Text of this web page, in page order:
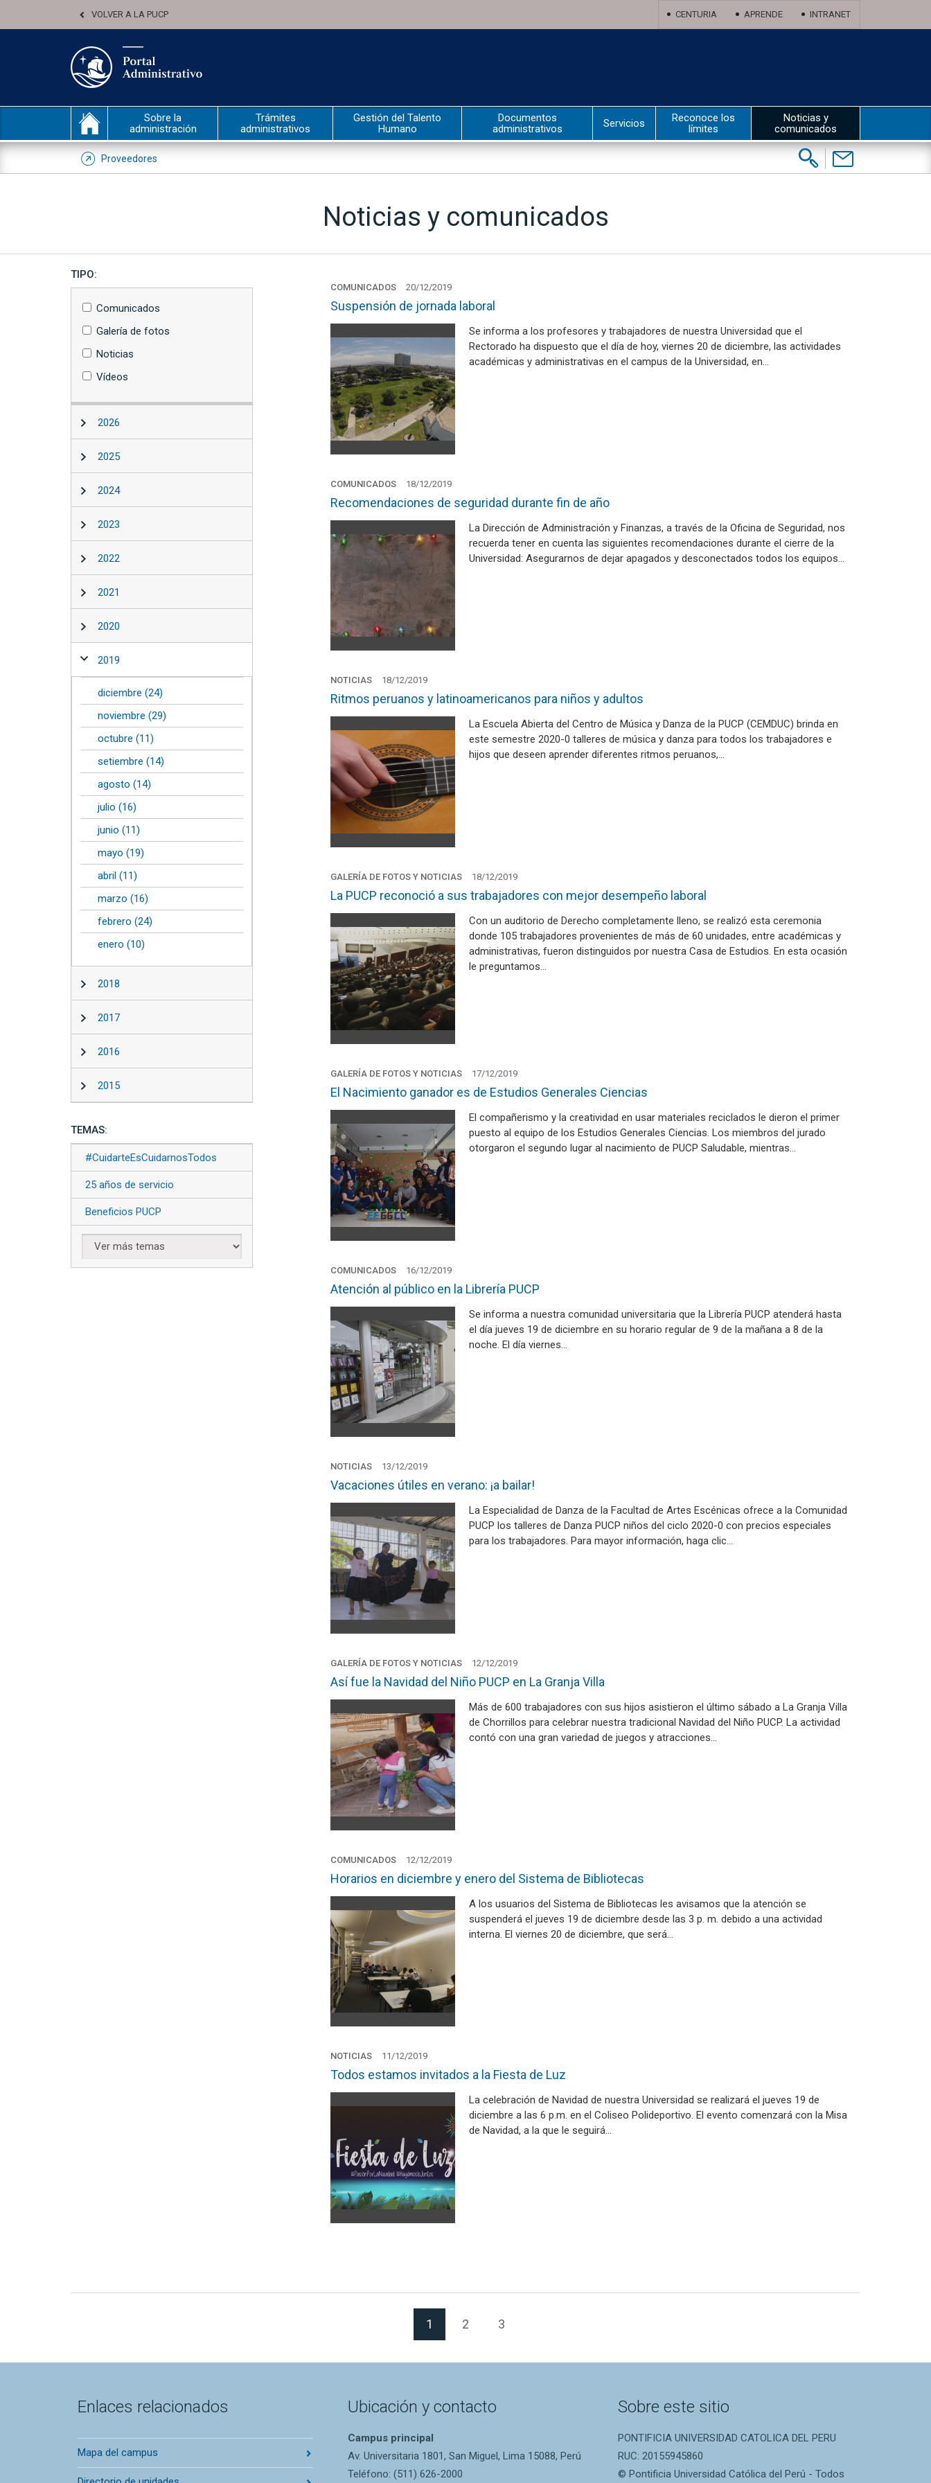
VOLVER A LA PUCP CENTURIA APRENDE INTRANET
Sobre la
administración
Trámites
administrativos
Gestión del Talento
Humano
Documentos
administrativos
Servicios
Reconoce los
límites
Noticias y
comunicados
Proveedores Buscar:
Contáctenos
Noticias y comunicados
TIPO:
Comunicados
Galería de fotos
Noticias
Vídeos
2026
2025
2024
2023
2022
2021
2020
2019
diciembre (24)
noviembre (29)
octubre (11)
setiembre (14)
agosto (14)
julio (16)
junio (11)
mayo (19)
abril (11)
marzo (16)
febrero (24)
enero (10)
2018
2017
2016
2015
TEMAS:
#CuidarteEsCuidarnosTodos
25 años de servicio
Beneficios PUCP
COMUNICADOS 20/12/2019
Suspensión de jornada laboral
Se informa a los profesores y trabajadores de nuestra Universidad que el
Rectorado ha dispuesto que el día de hoy, viernes 20 de diciembre, las actividades
académicas y administrativas en el campus de la Universidad, en…
COMUNICADOS 18/12/2019
Recomendaciones de seguridad durante fin de año
La Dirección de Administración y Finanzas, a través de la Oficina de Seguridad, nos
recuerda tener en cuenta las siguientes recomendaciones durante el cierre de la
Universidad: Asegurarnos de dejar apagados y desconectados todos los equipos…
NOTICIAS 18/12/2019
Ritmos peruanos y latinoamericanos para niños y adultos
La Escuela Abierta del Centro de Música y Danza de la PUCP (CEMDUC) brinda en
este semestre 2020-0 talleres de música y danza para todos los trabajadores e
hijos que deseen aprender diferentes ritmos peruanos,…
GALERÍA DE FOTOS Y NOTICIAS 18/12/2019
La PUCP reconoció a sus trabajadores con mejor desempeño laboral
Con un auditorio de Derecho completamente lleno, se realizó esta ceremonia
donde 105 trabajadores provenientes de más de 60 unidades, entre académicas y
administrativas, fueron distinguidos por nuestra Casa de Estudios. En esta ocasión
le preguntamos…
GALERÍA DE FOTOS Y NOTICIAS 17/12/2019
El Nacimiento ganador es de Estudios Generales Ciencias
El compañerismo y la creatividad en usar materiales reciclados le dieron el primer
puesto al equipo de los Estudios Generales Ciencias. Los miembros del jurado
otorgaron el segundo lugar al nacimiento de PUCP Saludable, mientras…
COMUNICADOS 16/12/2019
Atención al público en la Librería PUCP
Se informa a nuestra comunidad universitaria que la Librería PUCP atenderá hasta
el día jueves 19 de diciembre en su horario regular de 9 de la mañana a 8 de la
noche. El día viernes…
NOTICIAS 13/12/2019
Vacaciones útiles en verano: ¡a bailar!
La Especialidad de Danza de la Facultad de Artes Escénicas ofrece a la Comunidad
PUCP los talleres de Danza PUCP niños del ciclo 2020-0 con precios especiales
para los trabajadores. Para mayor información, haga clic…
GALERÍA DE FOTOS Y NOTICIAS 12/12/2019
Así fue la Navidad del Niño PUCP en La Granja Villa
Más de 600 trabajadores con sus hijos asistieron el último sábado a La Granja Villa
de Chorrillos para celebrar nuestra tradicional Navidad del Niño PUCP. La actividad
contó con una gran variedad de juegos y atracciones…
COMUNICADOS 12/12/2019
Horarios en diciembre y enero del Sistema de Bibliotecas
A los usuarios del Sistema de Bibliotecas les avisamos que la atención se
suspenderá el jueves 19 de diciembre desde las 3 p. m. debido a una actividad
interna. El viernes 20 de diciembre, que será…
NOTICIAS 11/12/2019
Todos estamos invitados a la Fiesta de Luz
La celebración de Navidad de nuestra Universidad se realizará el jueves 19 de
diciembre a las 6 p.m. en el Coliseo Polideportivo. El evento comenzará con la Misa
de Navidad, a la que le seguirá…
1 (Página actual)
2 3
Enlaces relacionados
Mapa del campus
Ubicación y contacto
Campus principal
Av. Universitaria 1801, San Miguel, Lima 15088, Perú
Teléfono: (511) 626-2000
Sobre este sitio
PONTIFICIA UNIVERSIDAD CATOLICA DEL PERU
RUC: 20155945860
© Pontificia Universidad Católica del Perú - Todos